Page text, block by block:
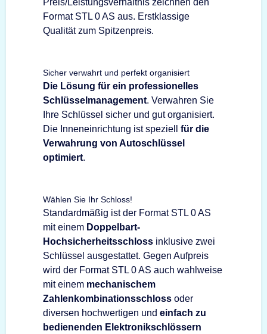
Preis/Leistungsverhältnis zeichnen den
Format STL 0 AS aus. Erstklassige
Qualität zum Spitzenpreis.
Sicher verwahrt und perfekt organisiert
Die Lösung für ein professionelles
Schlüsselmanagement. Verwahren Sie
Ihre Schlüssel sicher und gut organisiert.
Die Inneneinrichtung ist speziell für die
Verwahrung von Autoschlüssel
optimiert.
Wählen Sie Ihr Schloss!
Standardmäßig ist der Format STL 0 AS
mit einem Doppelbart-
Hochsicherheitsschloss inklusive zwei
Schlüssel ausgestattet. Gegen Aufpreis
wird der Format STL 0 AS auch wahlweise
mit einem mechanischem
Zahlenkombinationsschloss oder
diversen hochwertigen und einfach zu
bedienenden Elektronikschlössern